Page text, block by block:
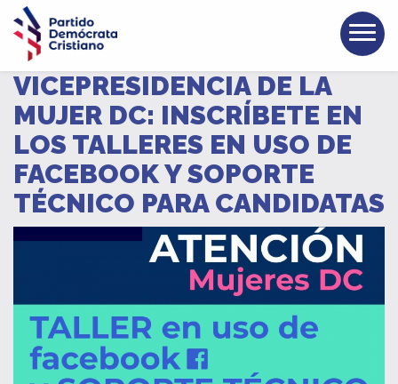
VICEPRESIDENCIA DE LA
MUJER DC: INSCRÍBETE EN
LOS TALLERES EN USO DE
FACEBOOK Y SOPORTE
TÉCNICO PARA CANDIDATAS